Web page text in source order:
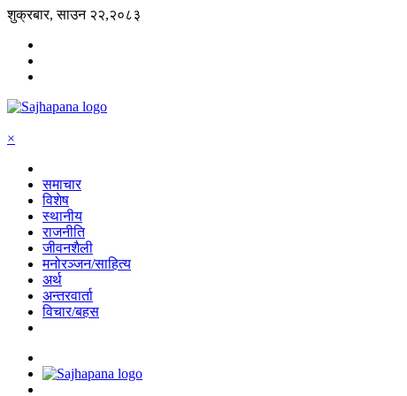
शुक्रबार, साउन २२,२०८३
×
समाचार
विशेष
स्थानीय
राजनीति
जीवनशैली
मनोरञ्जन/साहित्य
अर्थ
अन्तरवार्ता
विचार/बहस